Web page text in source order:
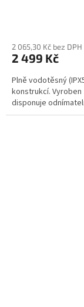
2 065,30 Kč bez DPH
2 499 Kč
Plně vodotěsný
konstrukcí. Vyroben
disponuje